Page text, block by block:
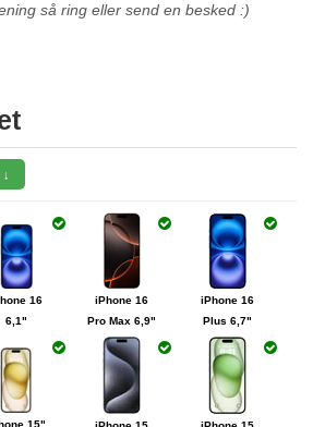
så ring eller send en besked :)
15"
iPhone 16
Plus 6,7"
iPhone 16
Pro Max 6,9"
16
6,1"